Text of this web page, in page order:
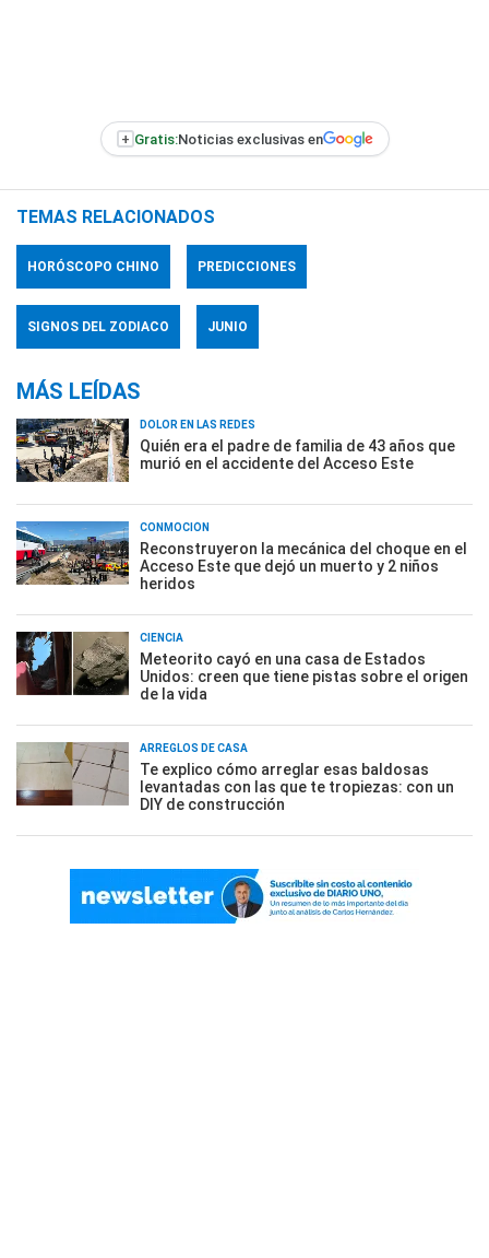
+ Gratis:Noticias exclusivas en
TEMAS RELACIONADOS
HORÓSCOPO CHINO PREDICCIONES
SIGNOS DEL ZODIACO JUNIO
MÁS LEÍDAS
DOLOR EN LAS REDES
Quién era el padre de familia de 43 años que
murió en el accidente del Acceso Este
CONMOCIÓN
Reconstruyeron la mecánica del choque en el
Acceso Este que dejó un muerto y 2 niños
heridos
CIENCIA
Meteorito cayó en una casa de Estados
Unidos: creen que tiene pistas sobre el origen
de la vida
ARREGLOS DE CASA
Te explico cómo arreglar esas baldosas
levantadas con las que te tropiezas: con un
DIY de construcción